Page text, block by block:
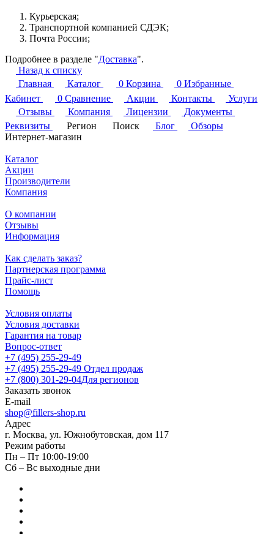
Курьерская;
Транспортной компанией СДЭК;
Почта России;
Подробнее в разделе "Доставка".
Назад к списку
Главная
Каталог 0 Корзина 0 Избранные
Кабинет
0 Сравнение Акции Контакты
Услуги
Отзывы
Компания Лицензии
Документы
Реквизиты
Регион Поиск Блог
Обзоры
Интернет-магазин
Каталог
Акции
Производители
Компания
О компании
Отзывы
Информация
Как сделать заказ?
Партнерская программа
Прайс-лист
Помощь
Условия оплаты
Условия доставки
Гарантия на товар
Вопрос-ответ
+7 (495) 255-29-49
+7 (495) 255-29-49 Отдел продаж
+7 (800) 301-29-04Для регионов
Заказать звонок
E-mail
shop@fillers-shop.ru
Адрес
г. Москва, ул. Южнобутовская, дом 117
Режим работы
Пн – Пт 10:00-19:00
Сб – Вс выходные дни